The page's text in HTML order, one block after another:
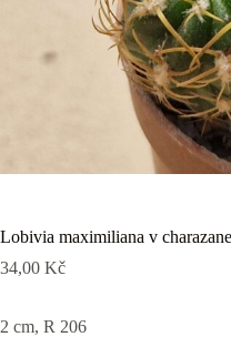
Lobivia maximiliana v
34,00 Kč
2 cm, R 206